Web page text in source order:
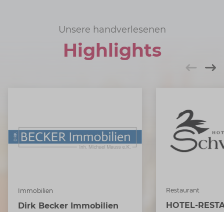
Unsere handverlesenen
Highlights
Immobilien
Dirk Becker Immobilien
Restaurant
HOTEL-